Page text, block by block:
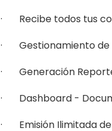
· Recibe todos tus
· Gestionamiento de
· Generación
· Dashboard -
· Emisión Ilimitada